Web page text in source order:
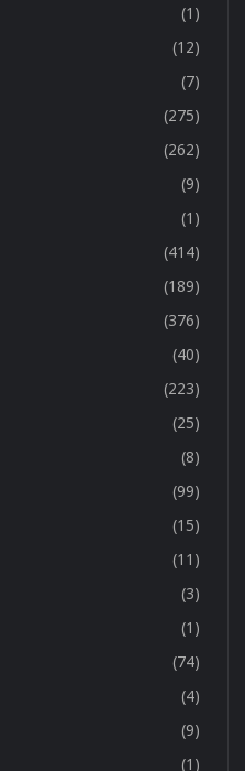
(1)
(12)
(7)
(275)
(262)
(9)
(1)
(414)
(189)
(376)
(40)
(223)
(25)
(8)
(99)
(15)
(11)
(3)
(1)
(74)
(4)
(9)
(1)